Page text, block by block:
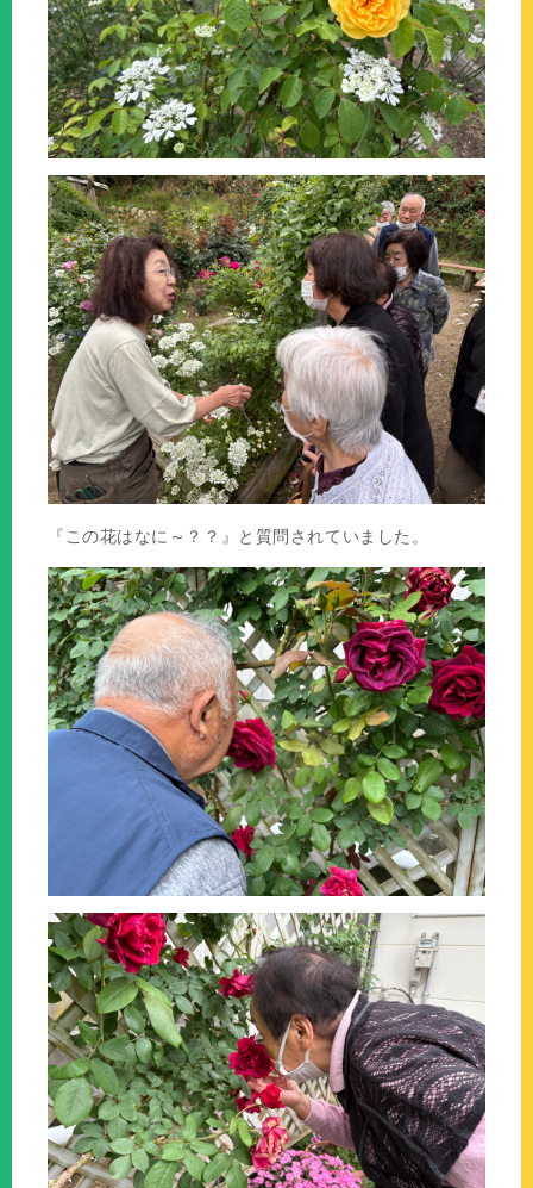
『この花はなに～？？』と質問されていました。